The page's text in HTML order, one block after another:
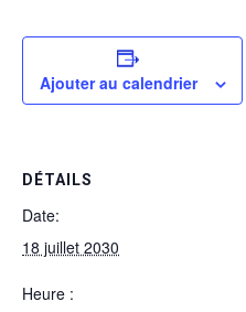
Ajouter au calendrier
DÉTAILS
Date:
18 juillet 2030
Heure :